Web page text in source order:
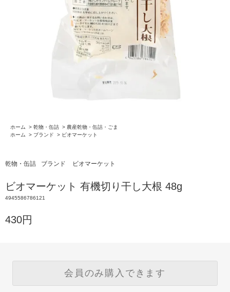
ホーム > 乾物・缶詰 > 農産乾物・缶詰・ごま
ホーム
> ブランド > ビオマーケット
乾物・缶詰 ブランド ビオマーケット
ビオマーケット 有機切り干し大根 48g
4945586786121
430円
会員のみ購入できます